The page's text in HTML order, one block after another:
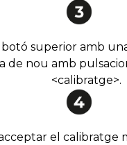
superior amb
de nou amb
<calibratge>.
el calibratge